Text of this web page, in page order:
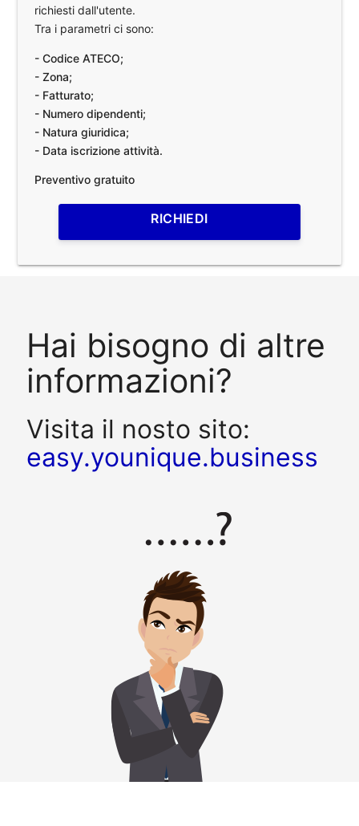
richiesti dall'utente.
Tra i parametri ci sono:
- Codice ATECO;
- Zona;
- Fatturato;
- Numero dipendenti;
- Natura giuridica;
- Data iscrizione attività.
Preventivo gratuito
RICHIEDI
Hai bisogno di altre
informazioni?
Visita il nosto sito:
easy.younique.business